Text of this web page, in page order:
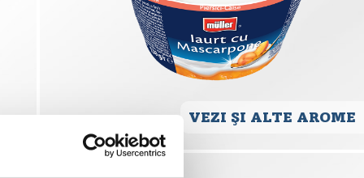
VEZI ŞI ALTE AROME